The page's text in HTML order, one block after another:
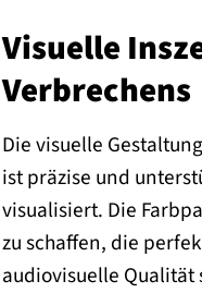
Visuelle
Verbrechens
Die visuelle
ist präzise und
visualisiert. Die
zu schaffen, die
audiovisuelle